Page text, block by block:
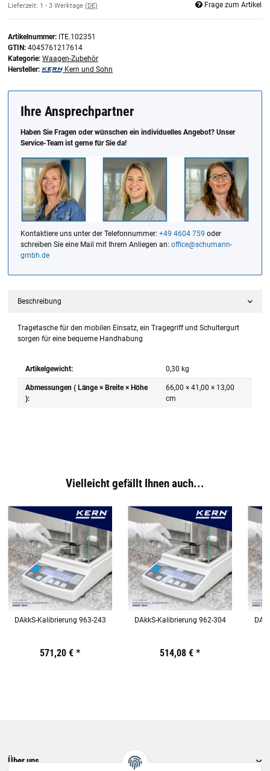
Lieferzeit: 1 - 3 Werktage (DE) Frage zum Artikel
Artikelnummer: ITE.102351
GTIN: 4045761217614
Kategorie: Waagen-Zubehör
Hersteller:
Kern und Sohn
Ihre Ansprechpartner
Haben Sie Fragen oder wünschen ein individuelles Angebot? Unser
Service-Team ist gerne für Sie da!
Kontaktiere uns unter der Telefonnummer: +49 4604 759 oder
schreiben Sie eine Mail mit Ihrem Anliegen an: office@schumann-
gmbh.de
Beschreibung
Tragetasche für den mobilen Einsatz, ein Tragegriff und Schultergurt
sorgen für eine bequeme Handhabung
Artikelgewicht: 0,30 kg
Abmessungen ( Länge × Breite × Höhe
):
66,00 × 41,00 × 13,00
cm
Vielleicht gefällt Ihnen auch...
DAkkS-Kalibrierung 963-243
19,44 €inkl. 19% USt.
571,20 € *
DAkkS-Kalibrierung 962-304
19,44 €inkl. 19% USt.
514,08 € *
Über uns